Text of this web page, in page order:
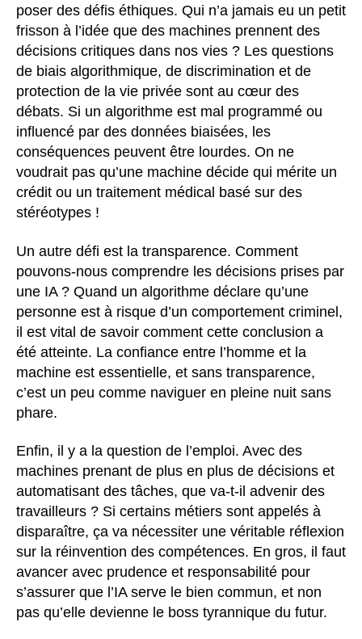
poser des défis éthiques. Qui n’a jamais eu un petit
frisson à l’idée que des machines prennent des
décisions critiques dans nos vies ? Les questions
de biais algorithmique, de discrimination et de
protection de la vie privée sont au cœur des
débats. Si un algorithme est mal programmé ou
influencé par des données biaisées, les
conséquences peuvent être lourdes. On ne
voudrait pas qu’une machine décide qui mérite un
crédit ou un traitement médical basé sur des
stéréotypes !
Un autre défi est la transparence. Comment
pouvons-nous comprendre les décisions prises par
une IA ? Quand un algorithme déclare qu’une
personne est à risque d’un comportement criminel,
il est vital de savoir comment cette conclusion a
été atteinte. La confiance entre l’homme et la
machine est essentielle, et sans transparence,
c’est un peu comme naviguer en pleine nuit sans
phare.
Enfin, il y a la question de l’emploi. Avec des
machines prenant de plus en plus de décisions et
automatisant des tâches, que va-t-il advenir des
travailleurs ? Si certains métiers sont appelés à
disparaître, ça va nécessiter une véritable réflexion
sur la réinvention des compétences. En gros, il faut
avancer avec prudence et responsabilité pour
s’assurer que l’IA serve le bien commun, et non
pas qu’elle devienne le boss tyrannique du futur.